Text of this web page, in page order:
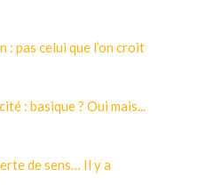
: pas celui que l’on croit
: basique ? Oui mais...
de sens… Il y a